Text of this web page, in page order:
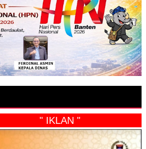
" IKLAN "